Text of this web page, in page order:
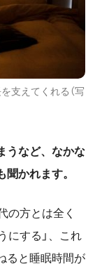
支えてくれる（写
うなど、なかな
かれます。
の方とは全く
にする」、これ
ると睡眠時間が